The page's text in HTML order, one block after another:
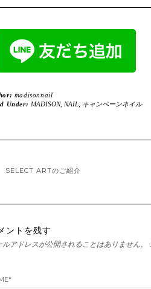
madisonnail
Under: MADISON, NAIL, キャンペーンネイル
SELECT ARTのご紹介
ントを残す
ルアドレスが公開されることはありません。
*